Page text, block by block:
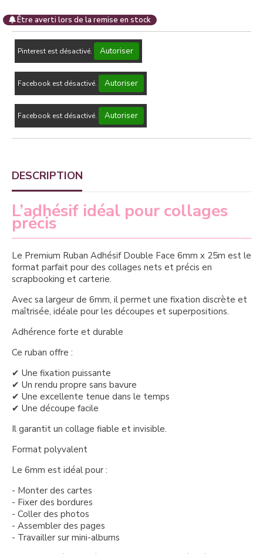
Être averti lors de la remise en stock
Pinterest est désactivé. Autoriser
Facebook est désactivé. Autoriser
Facebook est désactivé. Autoriser
DESCRIPTION
L’adhésif idéal pour collages
précis
Le Premium Ruban Adhésif Double Face 6mm x 25m est le
format parfait pour des collages nets et précis en
scrapbooking et carterie.
Avec sa largeur de 6mm, il permet une fixation discrète et
maîtrisée, idéale pour les découpes et superpositions.
Adhérence forte et durable
Ce ruban offre :
✔ Une fixation puissante
✔ Un rendu propre sans bavure
✔ Une excellente tenue dans le temps
✔ Une découpe facile
Il garantit un collage fiable et invisible.
Format polyvalent
Le 6mm est idéal pour :
- Monter des cartes
- Fixer des bordures
- Coller des photos
- Assembler des pages
- Travailler sur mini-albums